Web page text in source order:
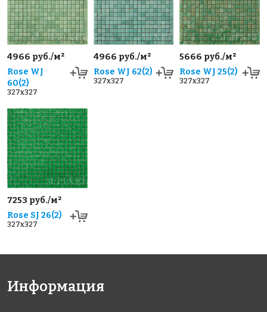
4966 руб./м²
Rose WJ
60(2)
327x327
4966 руб./м²
Rose WJ 62(2)
327x327
5666 руб./м²
Rose WJ 25(2)
327x327
7253 руб./м²
Rose SJ 26(2)
327x327
Информация